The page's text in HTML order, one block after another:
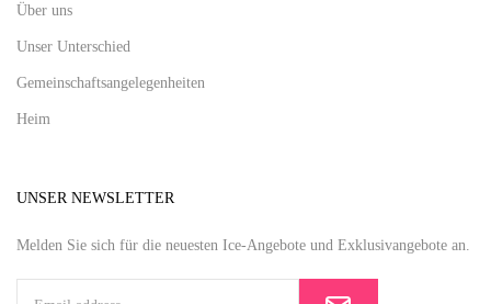
Über uns
Unser Unterschied
Gemeinschaftsangelegenheiten
Heim
UNSER NEWSLETTER
Melden Sie sich für die neuesten Ice-Angebote und Exklusivangebote an.